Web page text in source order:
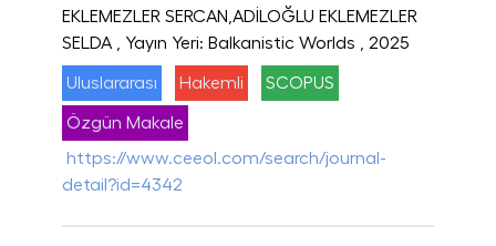
EKLEMEZLER SERCAN,ADİLOĞLU EKLEMEZLER
SELDA
, Yayın Yeri: Balkanistic Worlds , 2025
Uluslararası Hakemli SCOPUS
Özgün Makale
https://www.ceeol.com/search/journal-
detail?id=4342